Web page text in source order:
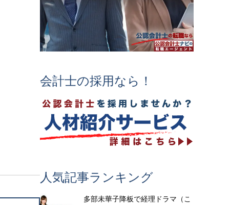
会計士の採用なら！
人気記事ランキング
多部未華子降板で経理ドラマ（こ